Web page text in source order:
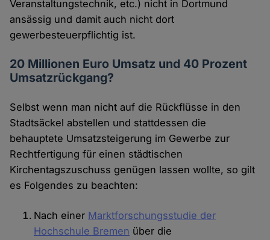
Veranstaltungstechnik, etc.) nicht in Dortmund
ansässig und damit auch nicht dort
gewerbesteuerpflichtig ist.
20 Millionen Euro Umsatz und 40 Prozent
Umsatzrückgang?
Selbst wenn man nicht auf die Rückflüsse in den
Stadtsäckel abstellen und stattdessen die
behauptete Umsatzsteigerung im Gewerbe zur
Rechtfertigung für einen städtischen
Kirchentagszuschuss genügen lassen wollte, so gilt
es Folgendes zu beachten:
Nach einer Marktforschungsstudie der
Hochschule Bremen über die